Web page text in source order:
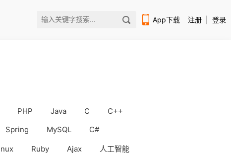
App下载 注册 登录
PHP Java C
C++
Spring MySQL C#
Ruby Ajax 人工智能